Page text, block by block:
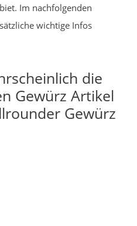
Im nachfolgenden
wichtige Infos
die
Gewürz Artikel
Gewürz